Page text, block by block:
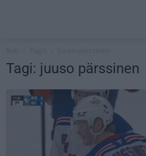
Tagi: juuso pärssinen